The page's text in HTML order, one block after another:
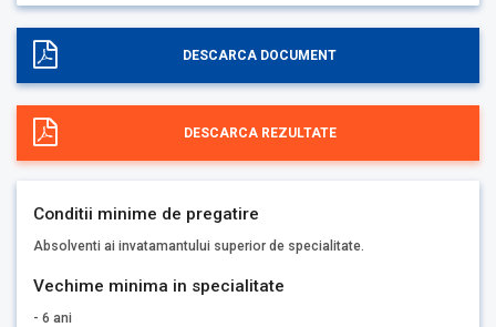
DESCARCA DOCUMENT
DESCARCA REZULTATE
Conditii minime de pregatire
Absolventi ai invatamantului superior de specialitate.
Vechime minima in specialitate
- 6 ani